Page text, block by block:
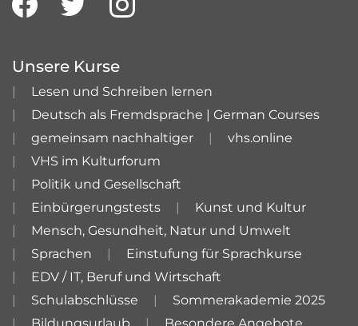
Unsere Kurse
Lesen und Schreiben lernen
Deutsch als Fremdsprache | German Courses
gemeinsam nachhaltiger
vhs.online
VHS im Kulturforum
Politik und Gesellschaft
Einbürgerungstests
Kunst und Kultur
Mensch, Gesundheit, Natur und Umwelt
Sprachen
Einstufung für Sprachkurse
EDV / IT, Beruf und Wirtschaft
Schulabschlüsse
Sommerakademie 2025